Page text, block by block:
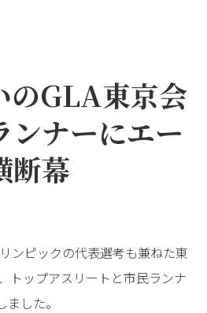
のGLA東京会
ンナーにエー
断幕
ンピックの代表選考も兼ねた東
トップアスリートと市民ランナ
した。